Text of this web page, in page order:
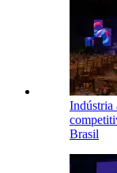
Indústria
Brasil